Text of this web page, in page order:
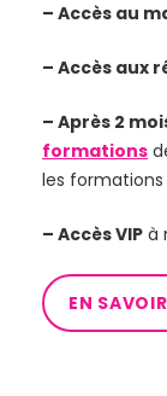
– Accès au
– Accès aux
– Après 2
formations
les formations
– Accès VIP à
EN